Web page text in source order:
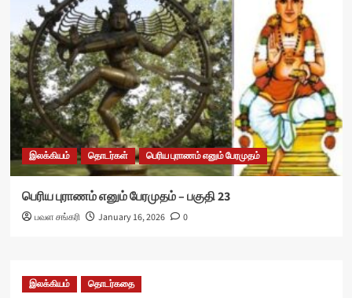
இலக்கியம் தொடர்கள் பெரிய புராணம் எனும் பேரமுதம்
பெரிய புராணம் எனும் பேரமுதம் – பகுதி 23
பவள சங்கரி January 16, 2026 0
இலக்கியம் தொடர்கதை